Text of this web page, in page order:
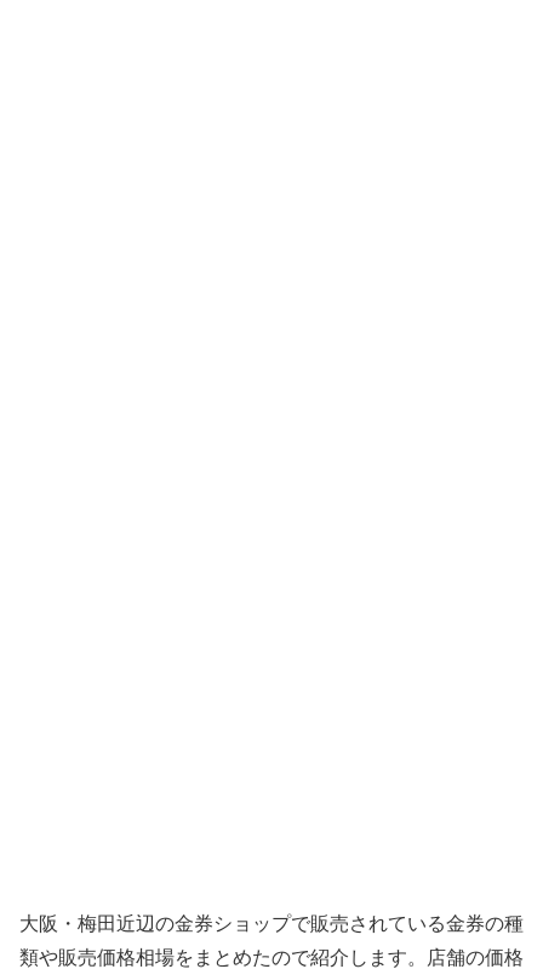
大阪・梅田近辺の金券ショップで販売されている金券の種
類や販売価格相場をまとめたので紹介します。店舗の価格